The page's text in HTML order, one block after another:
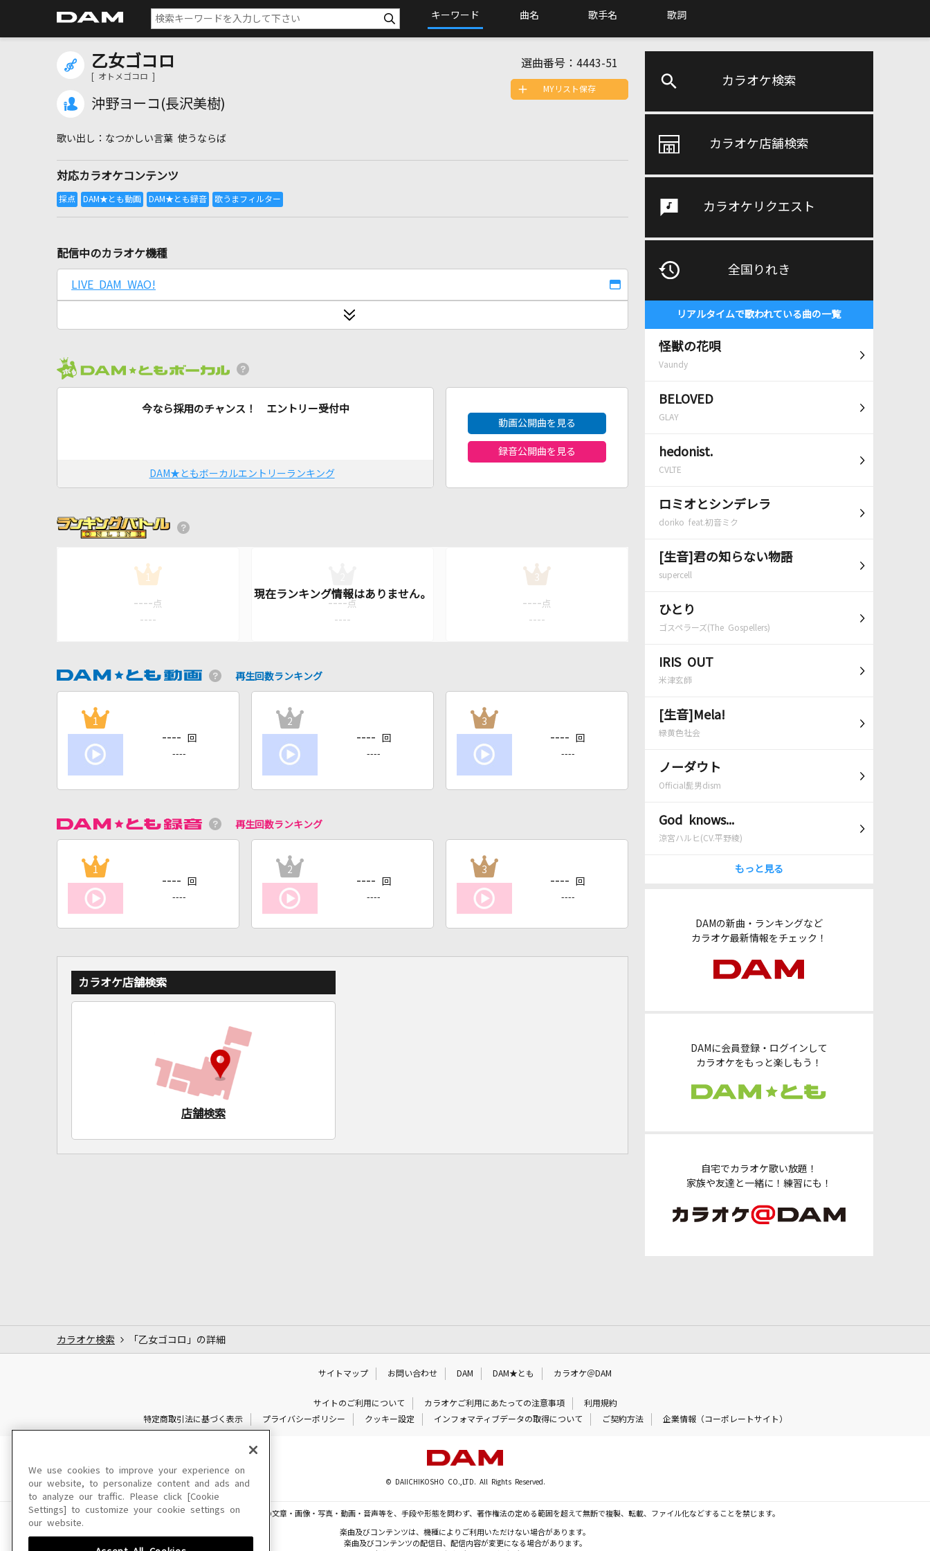
キーワード 曲名 歌手名 歌詞
カラオケ検索
カラオケ店舗検索
カラオケリクエスト
全国りれき
リアルタイムで歌われている曲の一覧
怪獣の花唄
Vaundy
BELOVED
GLAY
hedonist.
CVLTE
ロミオとシンデレラ
doriko feat.初音ミク
[生音]君の知らない物語
supercell
ひとり
ゴスペラーズ(The Gospellers)
IRIS OUT
米津玄師
[生音]Mela!
緑黄色社会
ノーダウト
Official髭男dism
God knows...
涼宮ハルヒ(CV.平野綾)
もっと見る
DAMの新曲・ランキングなど
カラオケ最新情報をチェック！
DAMに会員登録・ログインして
カラオケをもっと楽しもう！
自宅でカラオケ歌い放題！
家族や友達と一緒に！練習にも！
乙女ゴコロ
[ オトメゴコロ ]
沖野ヨーコ(長沢美樹)
選曲番号： 4443-51
なつかしい言葉 使うならば
対応カラオケコンテンツ
MYリスト保存
配信中のカラオケ機種
LIVE DAM WAO!
今なら採用のチャンス！ エントリー受付中
DAM★ともボーカルエントリーランキング
動画公開曲を見る
録音公開曲を見る
1
---- 点
----
---- 点
----
3
---- 点
----
再生回数ランキング
1
---- 回
----
2
---- 回
----
3
---- 回
----
再生回数ランキング
1
---- 回
----
2
---- 回
----
3
---- 回
----
カラオケ店舗検索
店舗検索
カラオケ検索 「乙女ゴコロ」の詳細
サイトマップ お問い合わせ DAM DAM★とも カラオケ＠DAM
サイトのご利用について カラオケご利用にあたっての注意事項
利用規約
特定商取引法に基づく表示
プライバシーポリシー クッキー設定 インフォマティブデータの取得について ご契約方法 企業情報（コーポレートサイト）
© DAIICHIKOSHO CO.,LTD. All Rights Reserved.
このサイトに掲載されている一切の文章・画像・写真・動画・音声等を、手段や形態を問わず、著作権法の定める範囲を超えて無断で複製、転載、ファイル化などすることを禁じます。
楽曲及びコンテンツは、機種によりご利用いただけない場合があります。
楽曲及びコンテンツの配信日、配信内容が変更になる場合があります。
We use cookies to improve your experience on
our website, to personalize content and ads and
to analyze our traffic. Please click [Cookie
Settings] to customize your cookie settings on
our website.